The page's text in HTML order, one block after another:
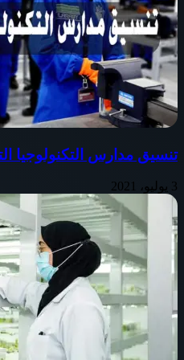
تنسيق مدارس التكنولوجيا
3 يوليو، 2021